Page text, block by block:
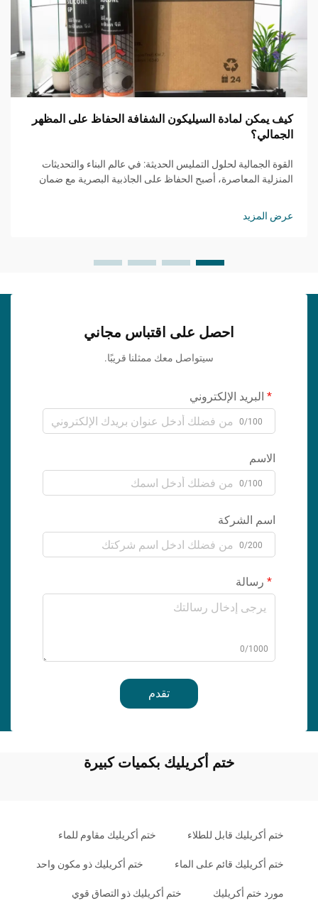
كيف يمكن لمادة السيليكون الشفافة الحفاظ على المظهر
الجمالي؟
القوة الجمالية لحلول التمليس الحديثة: في عالم البناء والتحديثات
المنزلية المعاصرة، أصبح الحفاظ على الجاذبية البصرية مع ضمان
عرض المزيد
احصل على اقتباس مجاني
سيتواصل معك ممثلنا قريبًا.
البريد الإلكتروني
0/100
الاسم
0/100
اسم الشركة
0/200
رسالة
0/1000
تقدم
ختم أكريليك بكميات كبيرة
ختم أكريليك قابل للطلاء ختم أكريليك مقاوم للماء
ختم أكريليك قائم على الماء ختم أكريليك ذو مكون واحد
مورد ختم أكريليك ختم أكريليك ذو التصاق قوي